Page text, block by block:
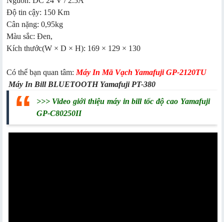
Độ tin cậy: 150 Km
Cân nặng: 0,95kg
Màu sắc: Đen,
Kích thước(W × D × H): 169 × 129 × 130
Có thể bạn quan tâm: Máy In Mã Vạch Yamafuji GP-2120TU
Máy In Bill BLUETOOTH Yamafuji PT-380
>>> Video giới thiệu máy in bill tốc độ cao Yamafuji
GP-C80250II